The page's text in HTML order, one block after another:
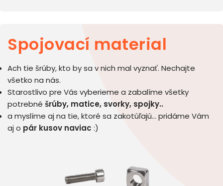
Spojovací material
Ach tie šrúby, kto by sa v nich mal vyznať. Nechajte
všetko na nás.
Starostlivo pre Vás vyberieme a zabalíme všetky
potrebné šrúby, matice, svorky, spojky..
a myslíme aj na tie, ktoré sa zakotúľajú… pridáme Vám
aj o pár kusov naviac :)